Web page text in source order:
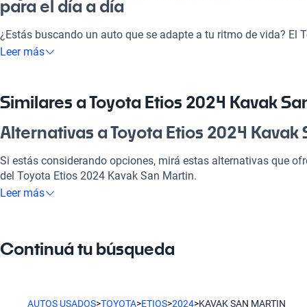
para el día a día
¿Estás buscando un auto que se adapte a tu ritmo de vida? El
Martin es la respuesta. Su diseño moderno y eficiente te
mejor inversión que un Toyota Etios 2024, pensá en tu futuro.
¿Por qué elegir Toyota Etios 2024
Disfrutá de la mejor tecnología con Tecnología moderna, lo que
placentero y conectado.
Toyota Hilux ,Toyota Corolla, Toyota SW4
Leer más
Similares a Toyota Etios 2024 Kavak
Alternativas a Toyota Etios 2024 Kavak
Si estás considerando opciones, mirá estas alternativas que
del Toyota Etios 2024 Kavak San Martin.
un auto confiable.
Toyota Etios Kavak Plaza ofrece una combinación perfecta de
Leer más
Continuá tu búsqueda
AUTOS USADOS>TOYOTA>ETIOS>2024>KAVAK SAN MARTIN